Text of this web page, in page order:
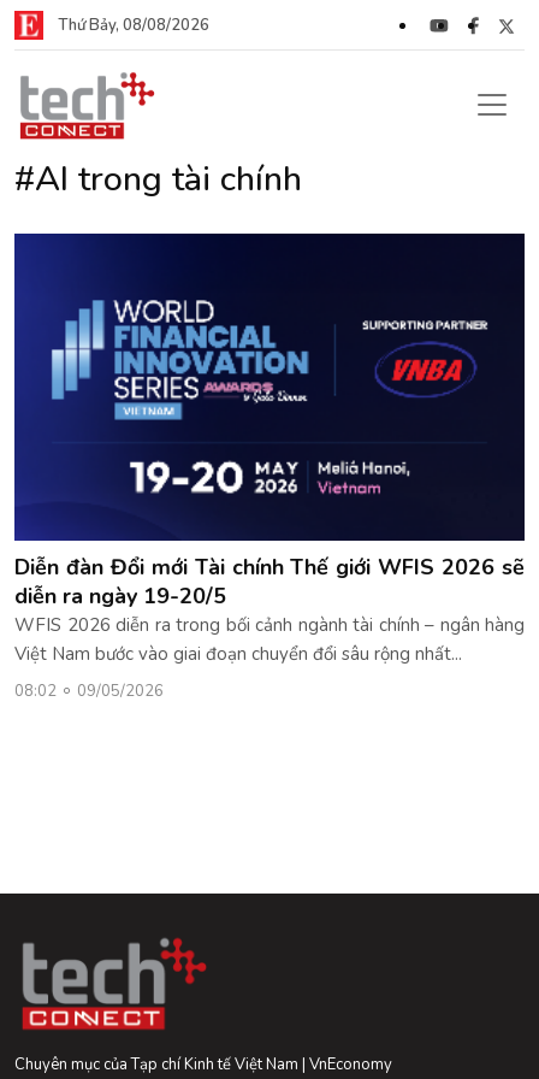
Thứ Bảy, 08/08/2026
#AI trong tài chính
Diễn đàn Đổi mới Tài chính Thế giới WFIS 2026 sẽ
diễn ra ngày 19-20/5
WFIS 2026 diễn ra trong bối cảnh ngành tài chính – ngân hàng
Việt Nam bước vào giai đoạn chuyển đổi sâu rộng nhất...
08:02 09/05/2026
Chuyên mục của Tạp chí Kinh tế Việt Nam | VnEconomy